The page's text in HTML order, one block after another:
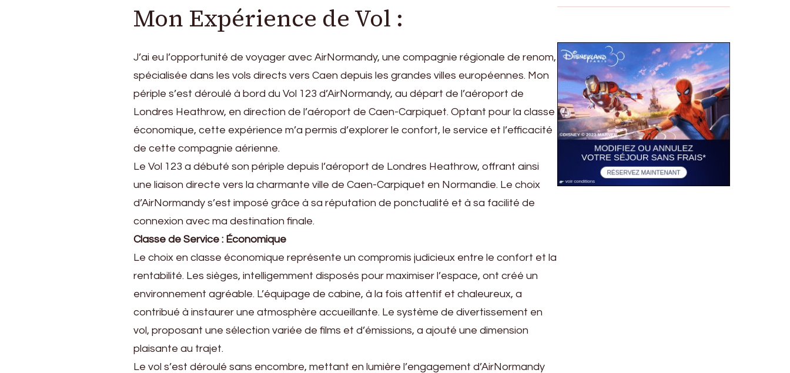
Mon Expérience de Vol :
J’ai eu l’opportunité de voyager avec AirNormandy, une compagnie régionale de renom,
spécialisée dans les vols directs vers Caen depuis les grandes villes européennes. Mon
périple s’est déroulé à bord du Vol 123 d’AirNormandy, au départ de l’aéroport de
Londres Heathrow, en direction de l’aéroport de Caen-Carpiquet. Optant pour la classe
économique, cette expérience m’a permis d’explorer le confort, le service et l’efficacité
de cette compagnie aérienne.
Le Vol 123 a débuté son périple depuis l’aéroport de Londres Heathrow, offrant ainsi
une liaison directe vers la charmante ville de Caen-Carpiquet en Normandie. Le choix
d’AirNormandy s’est imposé grâce à sa réputation de ponctualité et à sa facilité de
connexion avec ma destination finale.
Classe de Service : Économique
Le choix en classe économique représente un compromis judicieux entre le confort et la
rentabilité. Les sièges, intelligemment disposés pour maximiser l’espace, ont créé un
environnement agréable. L’équipage de cabine, à la fois attentif et chaleureux, a
contribué à instaurer une atmosphère accueillante. Le système de divertissement en
vol, proposant une sélection variée de films et d’émissions, a ajouté une dimension
plaisante au trajet.
Le vol s’est déroulé sans encombre, mettant en lumière l’engagement d’AirNormandy